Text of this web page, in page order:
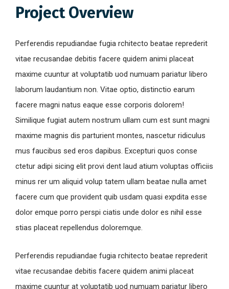
Project Overview
Perferendis repudiandae fugia rchitecto beatae reprederit
vitae recusandae debitis facere quidem animi placeat
maxime cuuntur at voluptatib uod numuam pariatur libero
laborum laudantium non. Vitae optio, distinctio earum
facere magni natus eaque esse corporis dolorem!
Similique fugiat autem nostrum ullam cum est sunt magni
maxime magnis dis parturient montes, nascetur ridiculus
mus faucibus sed eros dapibus. Excepturi quos conse
ctetur adipi sicing elit provi dent laud atium voluptas officiis
minus rer um aliquid volup tatem ullam beatae nulla amet
facere cum que provident quib usdam quasi expdita esse
dolor emque porro perspi ciatis unde dolor es nihil esse
stias placeat repellendus doloremque.
Perferendis repudiandae fugia rchitecto beatae reprederit
vitae recusandae debitis facere quidem animi placeat
maxime cuuntur at voluptatib uod numuam pariatur libero